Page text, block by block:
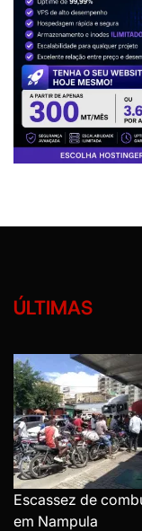
ÚLTIMAS
Escassez de
em Nampula